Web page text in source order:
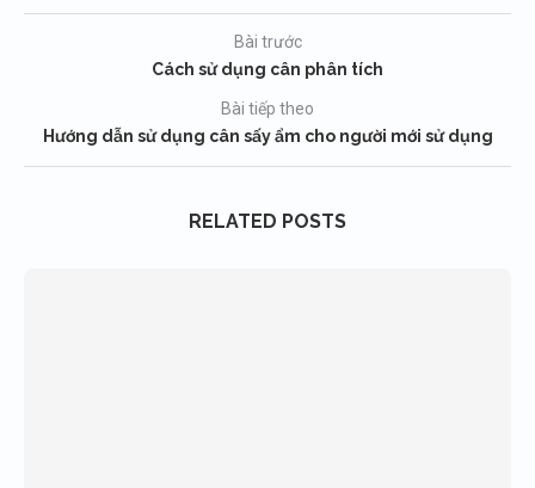
Bài trước
Cách sử dụng cân phân tích
Bài tiếp theo
Hướng dẫn sử dụng cân sấy ẩm cho người mới sử dụng
RELATED POSTS